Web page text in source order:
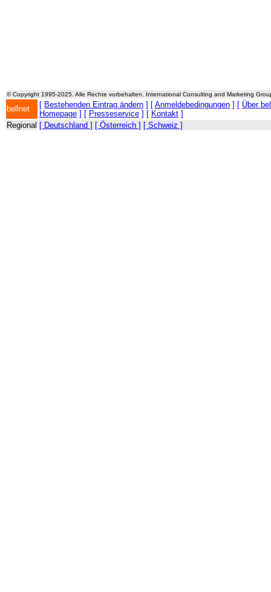
© Copyright 1995-2025. Alle Rechte vorbehalten. International Consulting and Marketing
bellnet [ Bestehenden Eintrag ändern ] [ Anmeldebedingungen ] [ Über
Homepage ] [ Presseservice ] [ Kontakt ]
Regional [ Deutschland ] [ Österreich ] [ Schweiz ]